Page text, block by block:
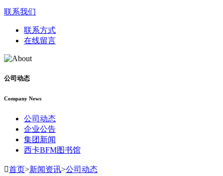
联系我们
联系方式
在线留言
公司动态
Company News
公司动态
企业公告
集团新闻
西卡BFM图书馆
首页>新闻资讯>公司动态